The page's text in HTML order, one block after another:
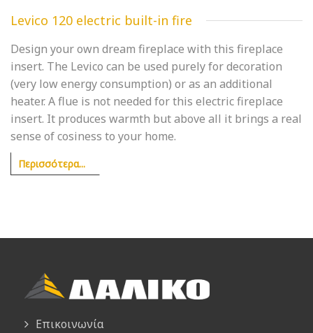
Levico 120 electric built-in fire
Design your own dream fireplace with this fireplace
insert. The Levico can be used purely for decoration
(very low energy consumption) or as an additional
heater. A flue is not needed for this electric fireplace
insert. It produces warmth but above all it brings a real
sense of cosiness to your home.
Περισσότερα...
Επικοινωνία